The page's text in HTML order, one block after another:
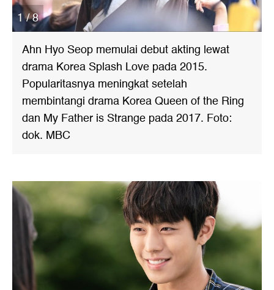
1 / 8
Ahn Hyo Seop memulai debut akting lewat
drama Korea Splash Love pada 2015.
Popularitasnya meningkat setelah
membintangi drama Korea Queen of the Ring
dan My Father is Strange pada 2017. Foto:
dok. MBC